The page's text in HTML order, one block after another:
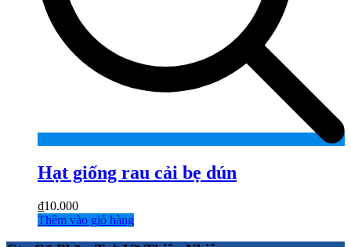
Hạt giống rau cải bẹ dún
₫10.000
Thêm vào giỏ hàng